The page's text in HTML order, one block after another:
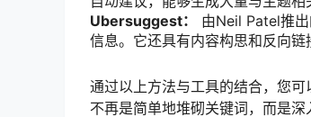
Ubersuggest：
由Neil Patel推
信息。它还具有内容构思和反向链
通过以上方法与工具的结合，您可
不再是简单地堆砌关键词，而是